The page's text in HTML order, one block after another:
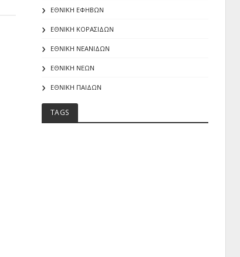
ΕΘΝΙΚΗ ΕΦΗΒΩΝ
ΕΘΝΙΚΗ ΚΟΡΑΣΙΔΩΝ
ΕΘΝΙΚΗ ΝΕΑΝΙΔΩΝ
ΕΘΝΙΚΗ ΝΕΩΝ
ΕΘΝΙΚΗ ΠΑΙΔΩΝ
TAGS